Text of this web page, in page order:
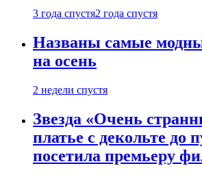
3 года спустя2 года спустя
Названы самые
на осень
2 недели спустя
Звезда «Очень
платье с декольте до
посетила премьеру